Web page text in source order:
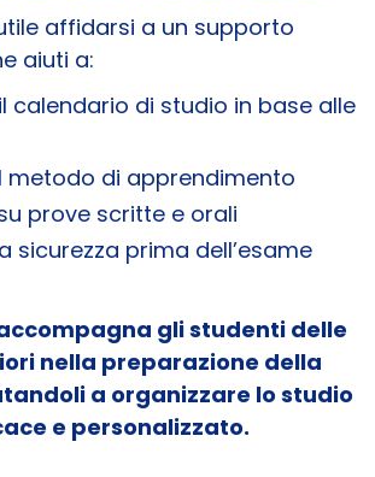
affidarsi a un supporto
aiuti a:
calendario di studio in base alle
metodo di apprendimento
prove scritte e orali
sicurezza prima dell’esame
gli studenti delle
nella preparazione della
a organizzare lo studio
e personalizzato.